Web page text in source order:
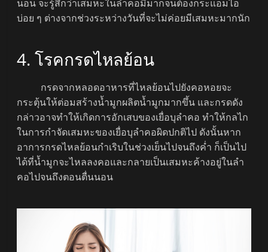
นอน จะรู้สึกว่าเสมหะในลำคอมีมากจนต้องกระแอมไอ
บ่อย ๆ ต่างจากช่วงระหว่างวันที่จะไม่ค่อยมีเสมหะมากนัก
4. โรคกรดไหลย้อน
กรดจากหลอดอาหารที่ไหลย้อนไปยังคอหอยจะ
กระตุ้นให้ต่อมสร้างน้ำมูกผลิตน้ำมูกมากขึ้น และกรดดัง
กล่าวอาจทำให้เกิดการอักเสบของเยื่อบุลำคอ ทำให้กลไก
ในการกำจัดเสมหะของเยื่อบุลำคอผิดปกติไป ดังนั้นหาก
อาการกรดไหลย้อนกำเริบในช่วงเย็นไปจนถึงค่ำ ก็เป็นไป
ได้ที่น้ำมูกจะไหลลงคอและกลายเป็นเสมหะค้างอยู่ในลำ
คอไปจนถึงตอนตื่นนอน